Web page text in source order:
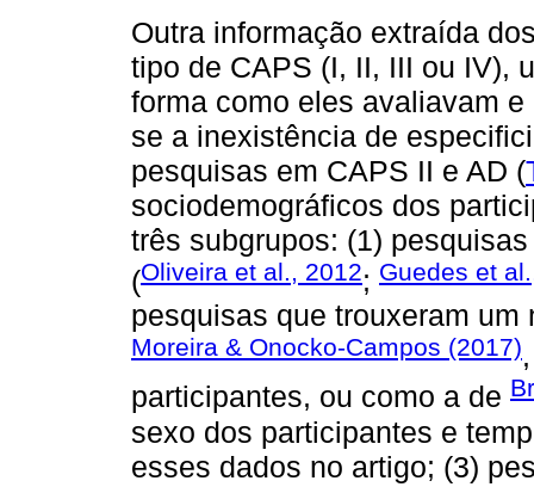
Outra informação extraída
tipo de CAPS (I, II, III ou IV),
forma como eles avaliavam
se a inexistência de
pesquisas em CAPS II e AD (
sociodemográficos dos
três subgrupos: (1)
(Oliveira et al., 2012; Guedes et
pesquisas que trouxeram
Moreira & Onocko-Campos (2017)
participantes, ou como a de
sexo dos participantes e
esses dados no artigo; (3)